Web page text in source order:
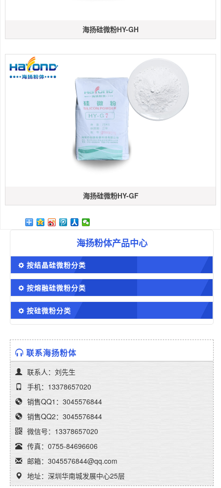
海扬硅微粉HY-GH
海扬硅微粉HY-GF
海扬粉体产品中心
按结晶硅微粉分类
按熔融硅微粉分类
按硅微粉分类
联系海扬粉体
联系人：刘先生
手机：13378657020
销售QQ1：3045576844
销售QQ2：3045576844
微信号：13378657020
传真：0755-84696606
邮箱：3045576844@qq.com
地址：深圳华南城发展中心25层